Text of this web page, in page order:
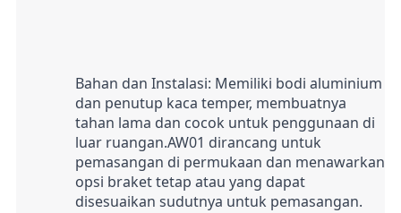
Bahan dan Instalasi: Memiliki bodi aluminium
dan penutup kaca temper, membuatnya
tahan lama dan cocok untuk penggunaan di
luar ruangan.AW01 dirancang untuk
pemasangan di permukaan dan menawarkan
opsi braket tetap atau yang dapat
disesuaikan sudutnya untuk pemasangan.